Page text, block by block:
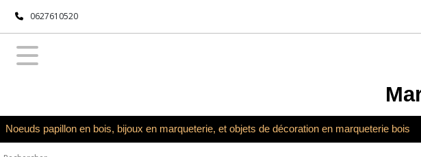
0627610520
Noeuds papillon en bois, bijoux en marqueterie, et objets de décoration en marqueterie bois